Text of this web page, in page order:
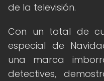
de la televisión.
Con un total de
especial de
una marca
detectives,